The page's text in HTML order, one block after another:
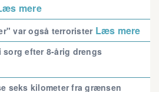
mere
var også terrorister Læs mere
efter 8-årig drengs
seks kilometer fra grænsen